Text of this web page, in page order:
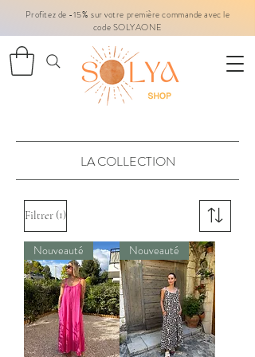
Profitez de -15% sur votre première commande avec le
code SOLYAONE
LA COLLECTION
Filtrer (1)
Nouveauté Nouveauté